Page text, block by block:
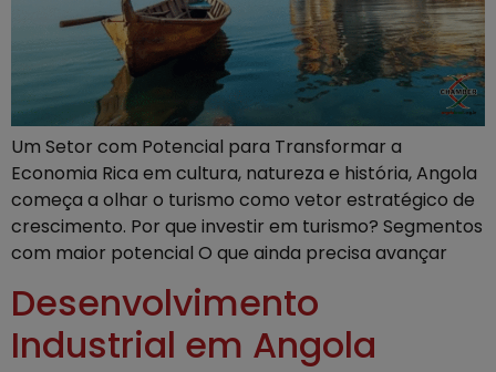
Um Setor com Potencial para Transformar a
Economia Rica em cultura, natureza e história, Angola
começa a olhar o turismo como vetor estratégico de
crescimento. Por que investir em turismo? Segmentos
com maior potencial O que ainda precisa avançar
Desenvolvimento
Industrial em Angola